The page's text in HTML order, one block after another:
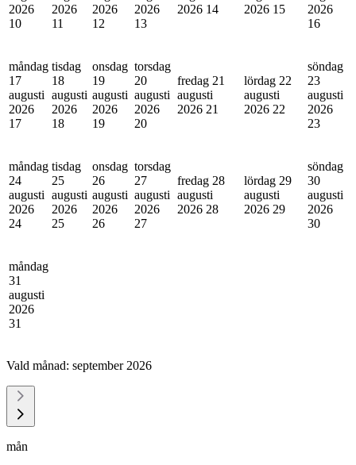
2026
10
2026
11
2026
12
2026
13
2026 14
2026 15
2026
16
måndag
17
augusti
2026
17
tisdag
18
augusti
2026
18
onsdag
19
augusti
2026
19
torsdag
20
augusti
2026
20
fredag 21
augusti
2026 21
lördag 22
augusti
2026 22
söndag
23
augusti
2026
23
måndag
24
augusti
2026
24
tisdag
25
augusti
2026
25
onsdag
26
augusti
2026
26
torsdag
27
augusti
2026
27
fredag 28
augusti
2026 28
lördag 29
augusti
2026 29
söndag
30
augusti
2026
30
måndag
31
augusti
2026
31
Vald månad: september 2026
mån